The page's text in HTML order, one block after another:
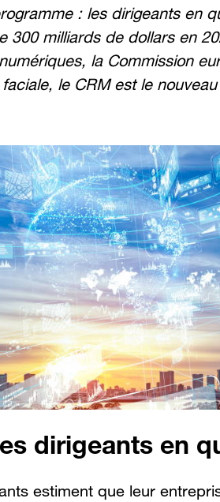
: les dirigeants en
300 milliards de dollars en
la Commission
le CRM est le
dirigeants en
estiment que leur